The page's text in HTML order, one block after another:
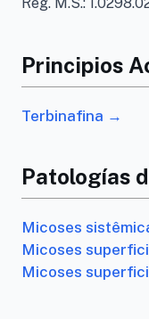
Principios
Terbinafina →
Patologías
Micoses
Micoses
Micoses